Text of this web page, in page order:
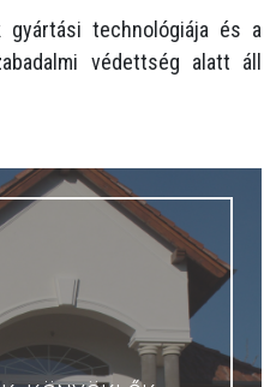
gyártási technológiája és a
védettség alatt áll